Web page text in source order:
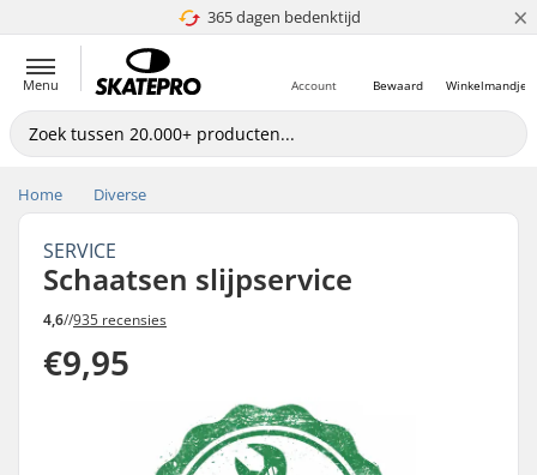
365 dagen bedenktijd
4.8 van 5 ×
Menu Winkelmandje
Bewaard
Account
Home Diverse
SERVICE
Schaatsen slijpservice
4,6//935 recensies
€9,95